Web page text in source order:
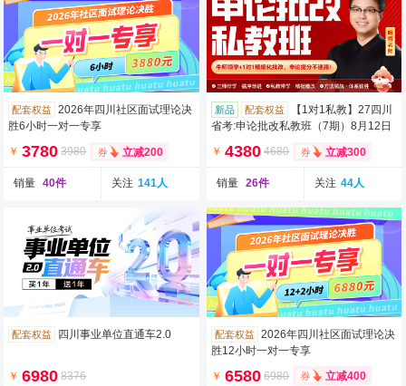
配套权益
2026年四川社区面试理论决
胜6小时一对一专享
￥ 3780 3980 立减200
销量 40件 关注 141人
新品 配套权益
【1对1私教】27四川
省考:申论批改私教班（7期）8月12日
￥ 4380 4680 立减300
销量 26件 关注 44人
配套权益 四川事业单位直通车2.0
￥ 6980 8376
配套权益
2026年四川社区面试理论决
胜12小时一对一专享
￥ 6580 6980 立减400